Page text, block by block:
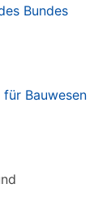
Bundes
Bauwesen